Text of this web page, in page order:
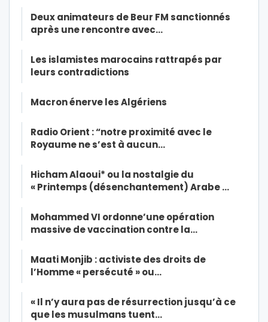
Deux animateurs de Beur FM sanctionnés
après une rencontre avec…
Les islamistes marocains rattrapés par
leurs contradictions
Macron énerve les Algériens
Radio Orient : “notre proximité avec le
Royaume ne s’est à aucun…
Hicham Alaoui* ou la nostalgie du
« Printemps (désenchantement) Arabe …
Mohammed VI ordonne’une opération
massive de vaccination contre la…
Maati Monjib : activiste des droits de
l’Homme « persécuté » ou…
« Il n’y aura pas de résurrection jusqu’à ce
que les musulmans tuent…